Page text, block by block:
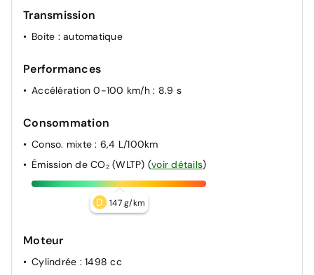
Transmission
Boite : automatique
Performances
Accélération 0-100 km/h : 8.9 s
Consommation
Conso. mixte: 6,4 L/100km
Émission de CO₂ (WLTP) (voir détails)
D 147 g/km
Moteur
Cylindrée : 1498 cc